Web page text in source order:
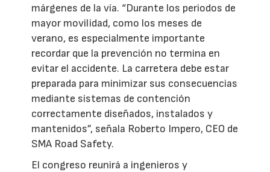
márgenes de la vía. “Durante los periodos de
mayor movilidad, como los meses de
verano, es especialmente importante
recordar que la prevención no termina en
evitar el accidente. La carretera debe estar
preparada para minimizar sus consecuencias
mediante sistemas de contención
correctamente diseñados, instalados y
mantenidos”, señala Roberto Impero, CEO de
SMA Road Safety.
El congreso reunirá a ingenieros y